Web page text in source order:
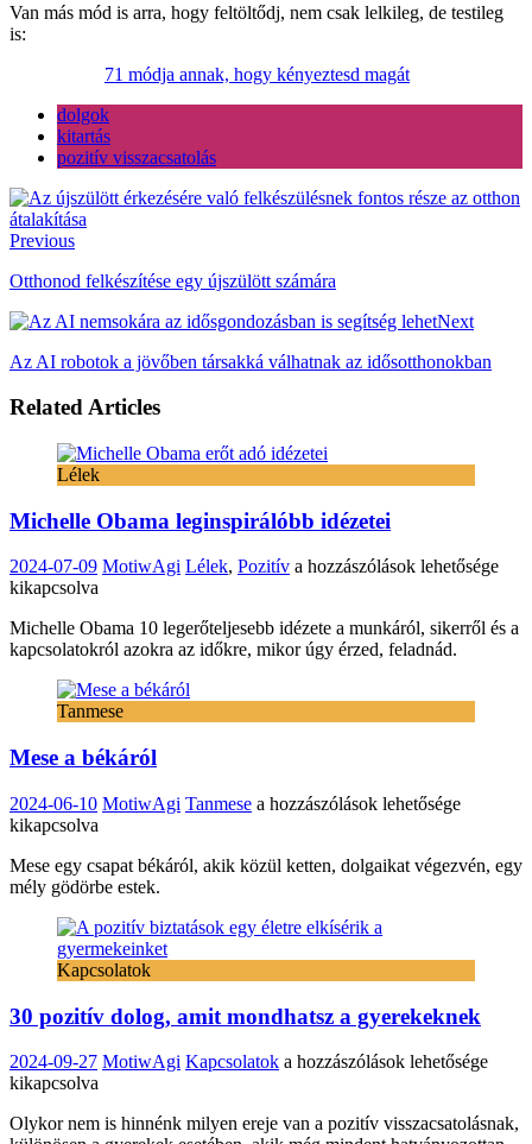
Van más mód is arra, hogy feltöltődj, nem csak lelkileg, de testileg
is:
71 módja annak, hogy kényeztesd magát
dolgok
kitartás
pozitív visszacsatolás
Previous
Otthonod felkészítése egy újszülött számára
Next
Az AI robotok a jövőben társakká válhatnak az idősotthonokban
Related Articles
Lélek
Michelle Obama leginspirálóbb idézetei
2024-07-09 MotiwAgi Lélek, Pozitív Michelle
idézetei
bejegyzéshez
a hozzászólások lehetősége
kikapcsolva
Michelle Obama 10 legerőteljesebb idézete a munkáról, sikerről és a
kapcsolatokról azokra az időkre, mikor úgy érzed, feladnád.
Tanmese
Mese a békáról
2024-06-10 MotiwAgi Tanmese Mese
bejegyzéshez
a hozzászólások lehetősége
kikapcsolva
Mese egy csapat békáról, akik közül ketten, dolgaikat végezvén, egy
mély gödörbe estek.
Kapcsolatok
30 pozitív dolog, amit mondhatsz a gyerekeknek
2024-09-27 MotiwAgi Kapcsolatok 30
amit
a hozzászólások lehetősége
kikapcsolva
Olykor nem is hinnénk milyen ereje van a pozitív visszacsatolásnak,